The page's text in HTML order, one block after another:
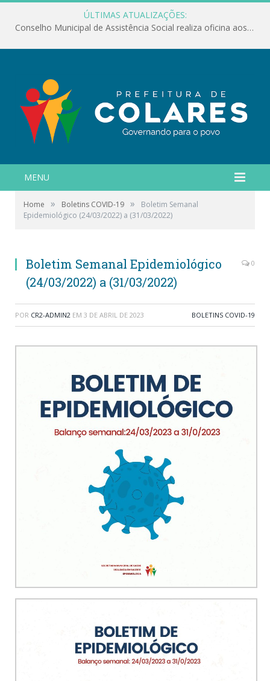
ÚLTIMAS ATUALIZAÇÕES:
Conselho Municipal de Assistência Social realiza oficina aos servidores
MENU
Home » Boletins COVID-19 »
Boletim Semanal
Epidemiológico (24/03/2022) a (31/03/2022)
Boletim Semanal Epidemiológico
(24/03/2022) a (31/03/2022)
0
POR CR2-ADMIN2 EM 3 DE ABRIL DE 2023 BOLETINS COVID-19